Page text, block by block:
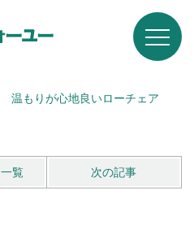
温もりが心地良いローチェア
一覧 次の記事